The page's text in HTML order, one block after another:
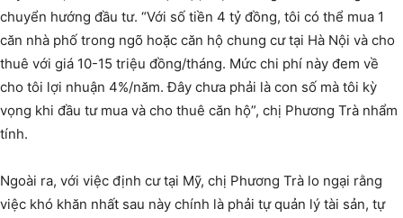
chuyển hướng đầu tư. “Với số tiền 4 tỷ đồng, tôi có thể mua 1
căn nhà phố trong ngõ hoặc căn hộ chung cư tại Hà Nội và cho
thuê với giá 10-15 triệu đồng/tháng. Mức chi phí này đem về
cho tôi lợi nhuận 4%/năm. Đây chưa phải là con số mà tôi kỳ
vọng khi đầu tư mua và cho thuê căn hộ”, chị Phương Trà nhẩm
tính.
Ngoài ra, với việc định cư tại Mỹ, chị Phương Trà lo ngại rằng
việc khó khăn nhất sau này chính là phải tự quản lý tài sản, tự